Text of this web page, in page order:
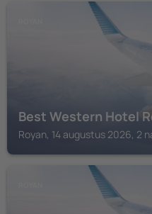
Best Western Hotel
Royan, 14 augustus 2026, 2